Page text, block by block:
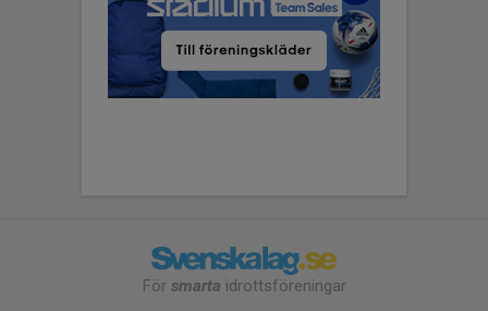
För smarta idrottsföreningar